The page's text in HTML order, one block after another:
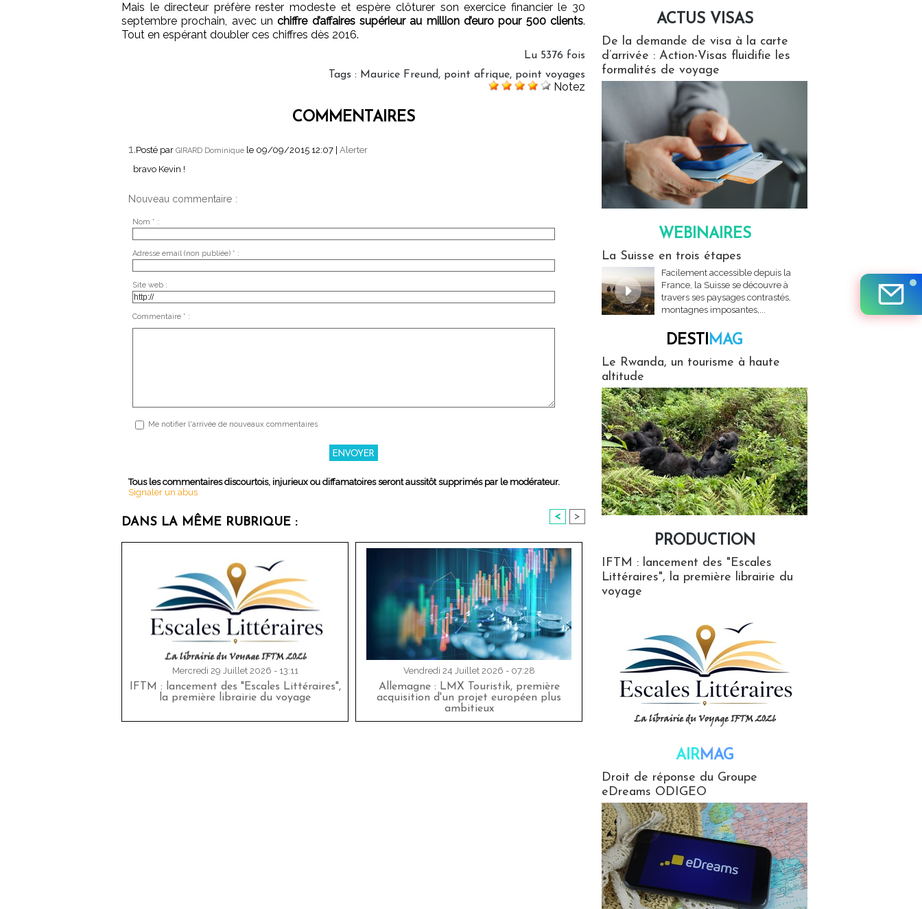
Mais le directeur préfère rester modeste et espère clôturer son exercice financier le 30
septembre prochain, avec unchiffre d’affaires supérieur au million d’euro pour 500 clients.
Tout en espérant doubler ces chiffres dès 2016.
Lu 5376 fois
Tags : Maurice Freund, point afrique, point voyages
Notez
COMMENTAIRES
1.Posté par GIRARD Dominique le 09/09/2015 12:07 Alerter
bravo Kevin !
Nouveau commentaire :
Nom * :
Adresse email (non publiée) * :
Site web :
Commentaire * :
Me notifier l'arrivée de nouveaux commentaires
Tous les commentaires discourtois, injurieux ou diffamatoires seront aussitôt supprimés par le modérateur.
Signaler un abus
DANS LA MÊME RUBRIQUE : < >
Mercredi 29 Juillet 2026 - 13:11
IFTM : lancement des "Escales Littéraires",
la première librairie du voyage
Vendredi 24 Juillet 2026 - 07:28
Allemagne : LMX Touristik, première
acquisition d'un projet européen plus
ambitieux
ACTUS VISAS
De la demande de visa à la carte
d’arrivée : Action-Visas fluidifie les
formalités de voyage
WEBINAIRES
La Suisse en trois étapes
Facilement accessible depuis la
France, la Suisse se découvre à
travers ses paysages contrastés,
montagnes imposantes,...
DESTIMAG
Le Rwanda, un tourisme à haute
altitude
PRODUCTION
IFTM : lancement des "Escales
Littéraires", la première librairie du
voyage
AIRMAG
Droit de réponse du Groupe
eDreams ODIGEO